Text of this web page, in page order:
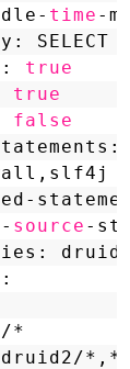
time -
SELECT
true
true
false
source -
*